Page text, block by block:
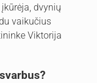
dvynių
vaikučius
Viktorija